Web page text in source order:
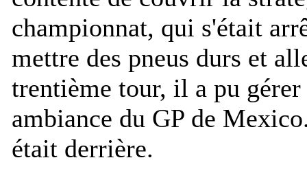
championnat, qui s'était
mettre des pneus durs et
trentième tour, il a pu
ambiance du GP de
était derrière.